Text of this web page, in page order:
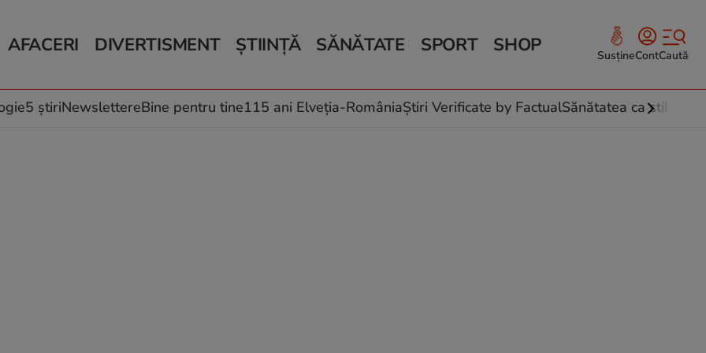
AFACERI
Auto
Locuri de muncă
DIVERTISMENT
Horoscop
Muzică și Filme
ȘTIINȚĂ
Schimbări climatice
SĂNĂTATE
Relații
Rețete culinare
SPORT SHOP SusțineContCaută
5 știriNewslettereBine pentru tine115 ani Elveția-RomâniaȘtiri Verificate by FactualSănătatea ca stil de